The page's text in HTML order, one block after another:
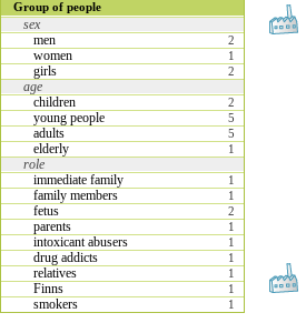
Group of people
sex
men
2
women 1
girls 2
age
children
2
young people 5
adults 5
elderly 1
role
immediate family
1
family members 1
fetus 2
parents 1
intoxicant abusers 1
drug addicts 1
relatives 1
Finns 1
smokers 1